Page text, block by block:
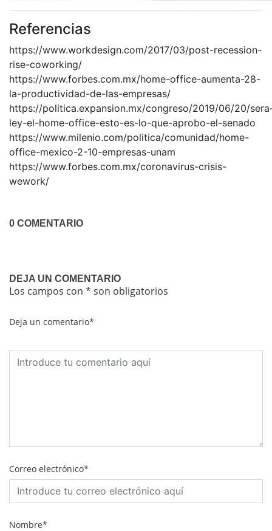
Referencias
https://www.workdesign.com/2017/03/post-recession-
rise-coworking/
https://www.forbes.com.mx/home-office-aumenta-28-
la-productividad-de-las-empresas/
https://politica.expansion.mx/congreso/2019/06/20/
ley-el-home-office-esto-es-lo-que-aprobo-el-senado
https://www.milenio.com/politica/comunidad/home-
office-mexico-2-10-empresas-unam
https://www.forbes.com.mx/coronavirus-crisis-
wework/
0 COMENTARIO
DEJA UN COMENTARIO
Los campos con * son obligatorios
Deja un comentario*
Correo electrónico*
Nombre*